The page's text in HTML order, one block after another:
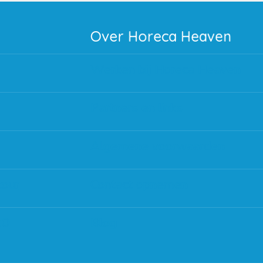
Over Horeca Heaven